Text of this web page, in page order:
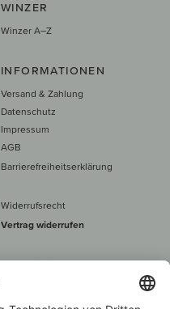
WINZER
Winzer A–Z
INFORMATIONEN
Versand & Zahlung
Datenschutz
Impressum
AGB
Barrierefreiheitserklärung
Widerrufsrecht
Vertrag widerrufen
Alle Preise inkl. MwSt., zzgl. 5 €
60 € versand­kosten­